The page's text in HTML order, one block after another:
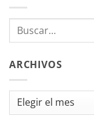
ARCHIVOS
Archivos